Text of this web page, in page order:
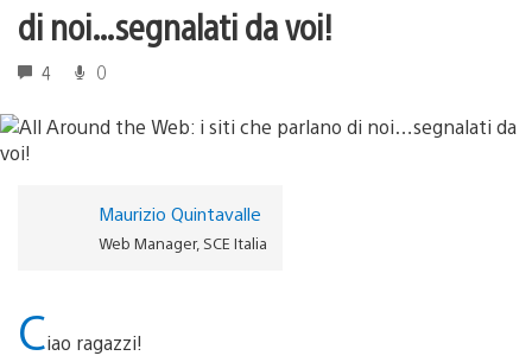
di noi…segnalati da voi!
4 0
Maurizio Quintavalle
Web Manager, SCE Italia
Ciao ragazzi!